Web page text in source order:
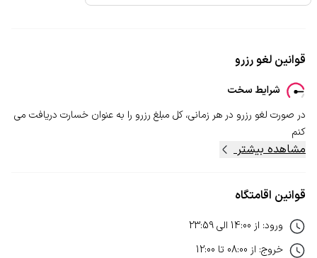
قوانین لغو رزرو
شرایط سخت
در صورت لغو رزرو در هر زمانی، کل مبلغ رزرو را به عنوان خسارت دریافت می
کنم
مشاهده بیشتر
قوانین اقامتگاه
ورود: از 14:00 الی23:59
خروج: از 08:00 تا 12:00